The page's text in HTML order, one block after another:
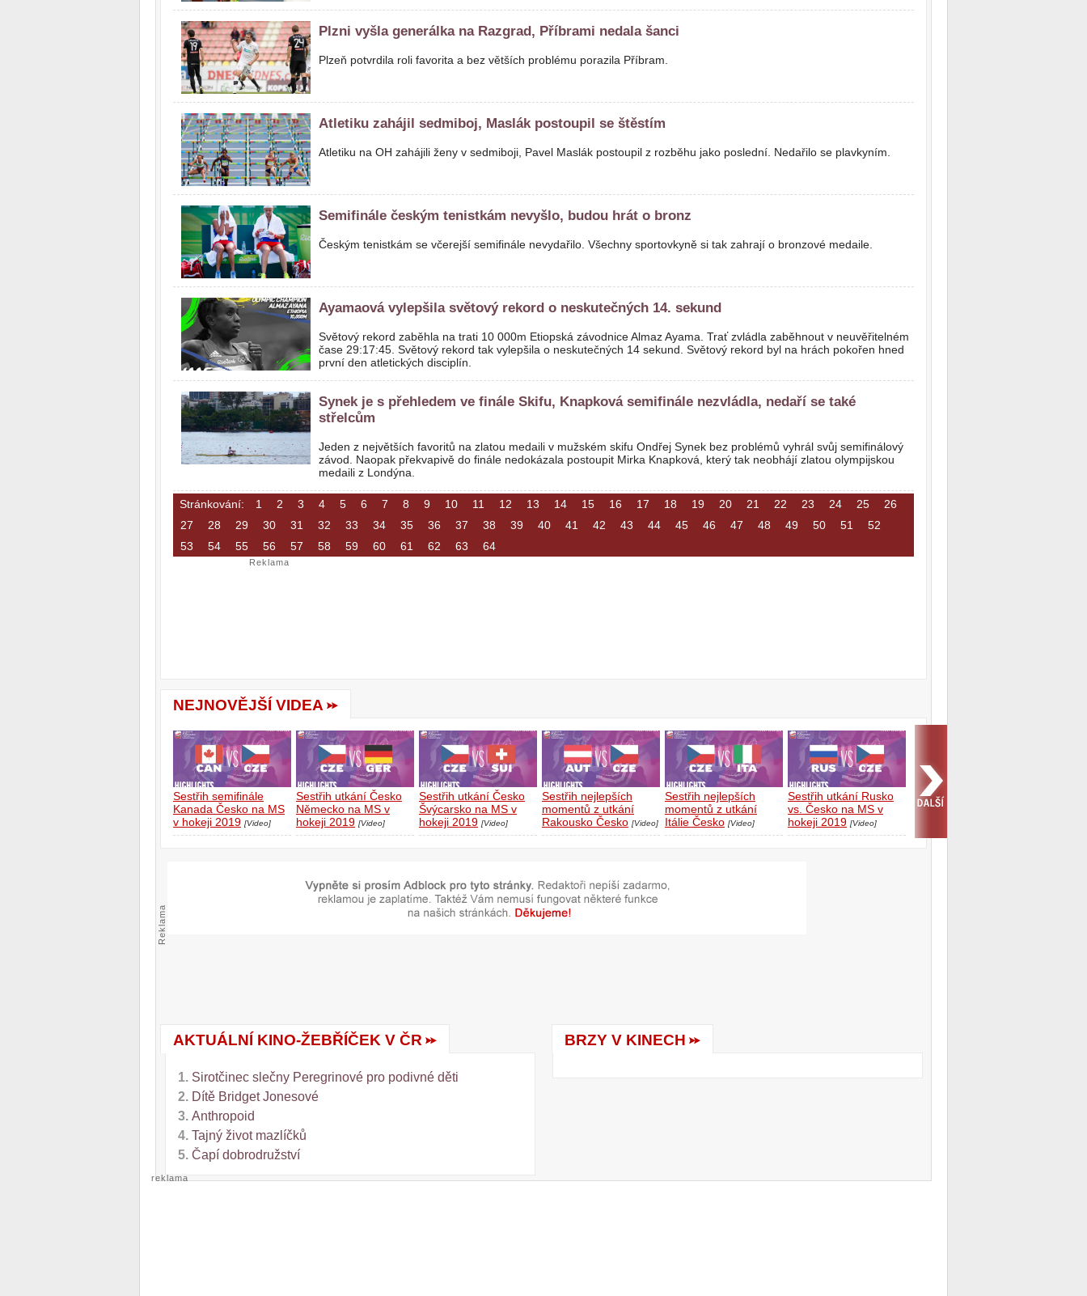
Plzni vyšla generálka na Razgrad, Příbrami nedala šanci
Plzeň potvrdila roli favorita a bez větších problému porazila Příbram.
Atletiku zahájil sedmiboj, Maslák postoupil se štěstím
Atletiku na OH zahájili ženy v sedmiboji, Pavel Maslák postoupil z rozběhu jako poslední. Nedařilo se plavkyním.
Semifinále českým tenistkám nevyšlo, budou hrát o bronz
Českým tenistkám se včerejší semifinále nevydařilo. Všechny sportovkyně si tak zahrají o bronzové medaile.
Ayamaová vylepšila světový rekord o neskutečných 14. sekund
Světový rekord zaběhla na trati 10 000m Etiopská závodnice Almaz Ayama. Trať zvládla zaběhnout v neuvěřitelném
čase 29:17:45. Světový rekord tak vylepšila o neskutečných 14 sekund. Světový rekord byl na hrách pokořen hned
první den atletických disciplín.
Synek je s přehledem ve finále Skifu, Knapková semifinále nezvládla, nedaří se také
střelcům
Jeden z největších favoritů na zlatou medaili v mužském skifu Ondřej Synek bez problémů vyhrál svůj semifinálový
závod. Naopak překvapivě do finále nedokázala postoupit Mirka Knapková, který tak neobhájí zlatou olympijskou
medaili z Londýna.
Stránkování: 1 2 3 4 5 6 7 8 9 10 11 12 13 14 15 16 17 18 19 20 21 22 23 24 25
26
27
28 29 30 31 32 33 34 35 36 37 38 39 40 41 42 43 44 45 46 47 48 49 50 51
52
53
54 55 56 57 58 59 60 61 62 63 64
Reklama
NEJNOVĚJŠÍ VIDEA
Sestřih semifinále
Kanada Česko na MS
v hokeji 2019 [Video]
Sestřih utkání Česko
Německo na MS v
hokeji 2019 [Video]
Sestřih utkání Česko
Švýcarsko na MS v
hokeji 2019 [Video]
Sestřih nejlepších
momentů z utkání
Rakousko Česko [Video]
Sestřih nejlepších
momentů z utkání
Itálie Česko [Video]
Sestřih utkání Rusko
vs. Česko na MS v
hokeji 2019 [Video]
Reklama
AKTUÁLNÍ KINO-ŽEBŘÍČEK V ČR
1. Sirotčinec slečny Peregrinové pro podivné děti
2. Dítě Bridget Jonesové
3. Anthropoid
4. Tajný život mazlíčků
5. Čapí dobrodružství
BRZY V KINECH
reklama